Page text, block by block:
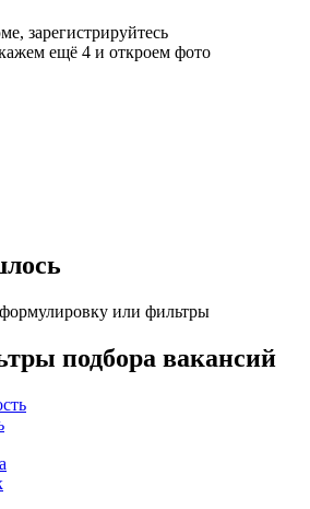
зарегистрируйтесь
ещё 4 и откроем фото
или фильтры
подбора вакансий